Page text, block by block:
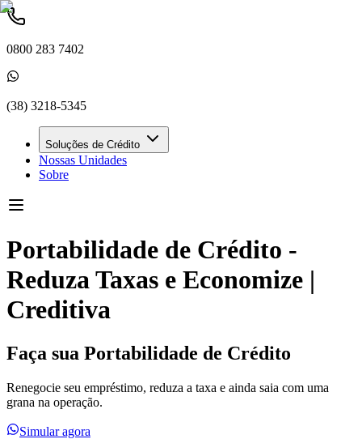
0800 283 7402
(38) 3218-5345
Soluções de Crédito
Nossas Unidades
Sobre
Portabilidade de Crédito -
Reduza Taxas e Economize |
Creditiva
Faça sua Portabilidade de Crédito
Renegocie seu empréstimo, reduza a taxa e ainda saia com uma
grana na operação.
Simular agora